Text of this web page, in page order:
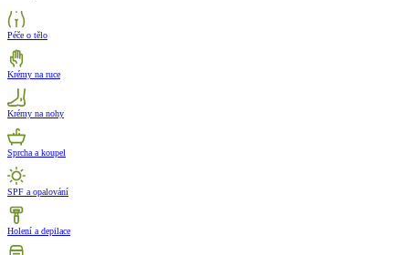
Péče o tělo
Krémy na ruce
Krémy na nohy
Sprcha a koupel
SPF a opalování
Holení a depilace